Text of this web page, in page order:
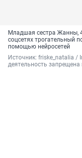
Младшая сестра Жанны,
соцсетях трогательный
помощью нейросетей
Источник: friske_natalia /
деятельность